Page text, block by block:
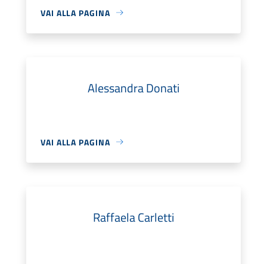
VAI ALLA PAGINA
Alessandra Donati
VAI ALLA PAGINA
Raffaela Carletti